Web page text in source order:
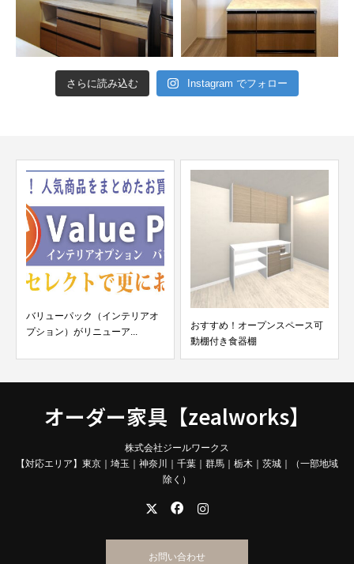
さらに読み込む Instagram でフォロー
バリューパック（インテリアオ
プション）がリニューア...
おすすめ！オープンスペース可
動棚付き食器棚
オーダー家具【zealworks】
株式会社ジールワークス
【対応エリア】東京｜埼玉｜神奈川｜千葉｜群馬｜栃木｜茨城｜（一部地域
除く）
お問い合わせ